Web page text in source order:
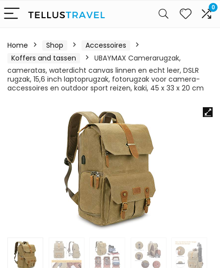
0
Home Shop
Accessoires
Koffers and tassen
UBAYMAX Camerarugzak,
cameratas, waterdicht canvas linnen en echt leer, DSLR
rugzak, 15,6 inch laptoprugzak, fotorugzak voor camera-
accessoires en outdoor sport reizen, kaki, 45 x 33 x 20 cm